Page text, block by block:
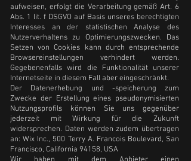
aufweisen, erfolgt die Verarbeitung gemäß Art. 6
Abs. 1 lit. f DSGVO auf Basis unseres berechtigten
Interesses an der statistischen Analyse des
Nutzerverhaltens zu Optimierungszwecken. Das
Setzen von Cookies kann durch entsprechende
Browsereinstellungen verhindert werden.
Gegebenenfalls wird die Funktionalität unserer
Internetseite in diesem Fall aber eingeschränkt.
Der Datenerhebung und -speicherung zum
Zwecke der Erstellung eines pseudonymisierten
Nutzungsprofils können Sie uns gegenüber
jederzeit mit Wirkung für die Zukunft
widersprechen. Daten werden zudem übertragen
an: Wix Inc., 500 Terry A. Francois Boulevard, San
Francisco, California 94158, USA